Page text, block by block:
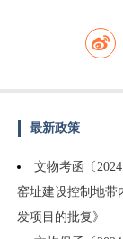
最新政策
文物考函〔
窑址建设控制地带
发项目的批复》